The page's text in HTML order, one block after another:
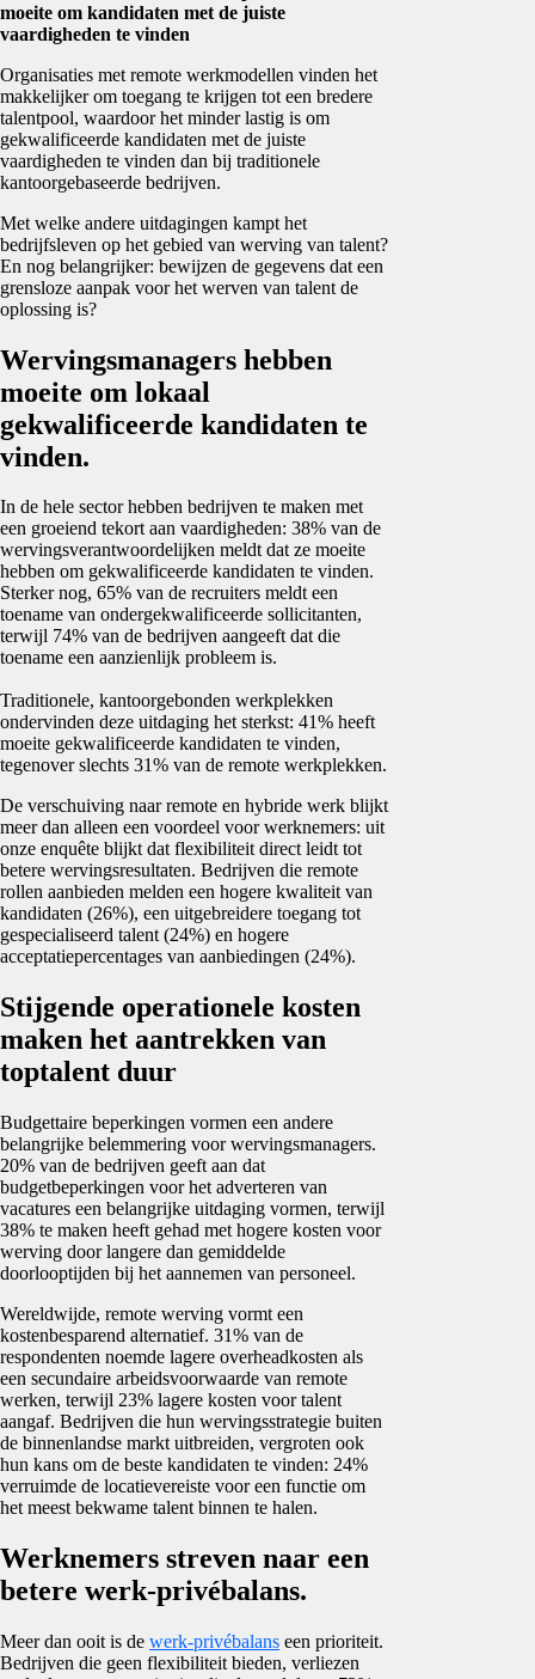
moeite om kandidaten met de juiste
vaardigheden te vinden
Organisaties met remote werkmodellen vinden het
makkelijker om toegang te krijgen tot een bredere
talentpool, waardoor het minder lastig is om
gekwalificeerde kandidaten met de juiste
vaardigheden te vinden dan bij traditionele
kantoorgebaseerde bedrijven.
Met welke andere uitdagingen kampt het
bedrijfsleven op het gebied van werving van talent?
En nog belangrijker: bewijzen de gegevens dat een
grensloze aanpak voor het werven van talent de
oplossing is?
Wervingsmanagers hebben
moeite om lokaal
gekwalificeerde kandidaten te
vinden.
In de hele sector hebben bedrijven te maken met
een groeiend tekort aan vaardigheden: 38% van de
wervingsverantwoordelijken meldt dat ze moeite
hebben om gekwalificeerde kandidaten te vinden.
Sterker nog, 65% van de recruiters meldt een
toename van ondergekwalificeerde sollicitanten,
terwijl 74% van de bedrijven aangeeft dat die
toename een aanzienlijk probleem is.
Traditionele, kantoorgebonden werkplekken
ondervinden deze uitdaging het sterkst: 41% heeft
moeite gekwalificeerde kandidaten te vinden,
tegenover slechts 31% van de remote werkplekken.
De verschuiving naar remote en hybride werk blijkt
meer dan alleen een voordeel voor werknemers: uit
onze enquête blijkt dat flexibiliteit direct leidt tot
betere wervingsresultaten. Bedrijven die remote
rollen aanbieden melden een hogere kwaliteit van
kandidaten (26%), een uitgebreidere toegang tot
gespecialiseerd talent (24%) en hogere
acceptatiepercentages van aanbiedingen (24%).
Stijgende operationele kosten
maken het aantrekken van
toptalent duur
Budgettaire beperkingen vormen een andere
belangrijke belemmering voor wervingsmanagers.
20% van de bedrijven geeft aan dat
budgetbeperkingen voor het adverteren van
vacatures een belangrijke uitdaging vormen, terwijl
38% te maken heeft gehad met hogere kosten voor
werving door langere dan gemiddelde
doorlooptijden bij het aannemen van personeel.
Wereldwijde, remote werving vormt een
kostenbesparend alternatief. 31% van de
respondenten noemde lagere overheadkosten als
een secundaire arbeidsvoorwaarde van remote
werken, terwijl 23% lagere kosten voor talent
aangaf. Bedrijven die hun wervingsstrategie buiten
de binnenlandse markt uitbreiden, vergroten ook
hun kans om de beste kandidaten te vinden: 24%
verruimde de locatievereiste voor een functie om
het meest bekwame talent binnen te halen.
Werknemers streven naar een
betere werk-privébalans.
Meer dan ooit is de werk-privébalans een prioriteit.
Bedrijven die geen flexibiliteit bieden, verliezen